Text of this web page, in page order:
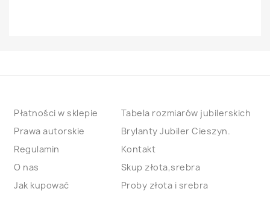
Płatności w sklepie
Prawa autorskie
Regulamin
O nas
Jak kupować
Tabela rozmiarów jubilerskich
Brylanty Jubiler Cieszyn.
Kontakt
Skup złota,srebra
Proby złota i srebra